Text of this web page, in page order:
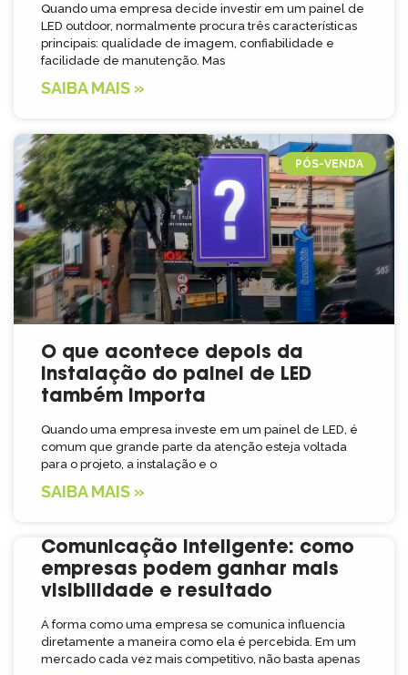
Quando uma empresa decide investir em um painel de
LED outdoor, normalmente procura três características
principais: qualidade de imagem, confiabilidade e
facilidade de manutenção. Mas
SAIBA MAIS »
PÓS-VENDA
O que acontece depois da
instalação do painel de LED
também importa
Quando uma empresa investe em um painel de LED, é
comum que grande parte da atenção esteja voltada
para o projeto, a instalação e o
SAIBA MAIS »
Comunicação inteligente: como
empresas podem ganhar mais
visibilidade e resultado
A forma como uma empresa se comunica influencia
diretamente a maneira como ela é percebida. Em um
mercado cada vez mais competitivo, não basta apenas